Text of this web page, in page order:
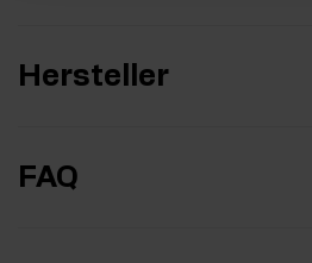
Hersteller
FAQ